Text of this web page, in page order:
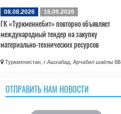
08.08.2026 18.09.2026
ГК «Туркменнебит» повторно объявляет
международный тендер на закупку
материально-технических ресурсов
Туркменистан, г.Ашхабад, Арчабил шаёлы 56
ОТПРАВИТЬ НАМ НОВОСТИ